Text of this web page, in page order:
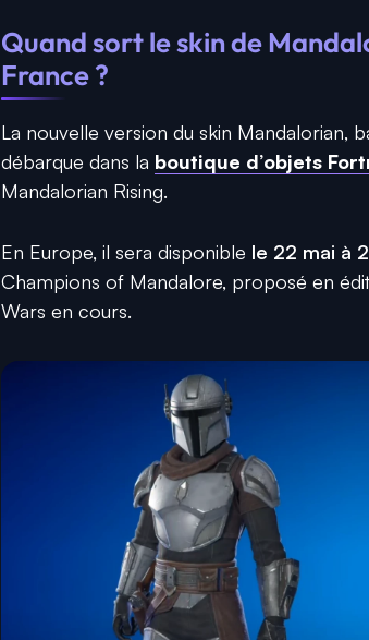
Quand sort le skin de
France ?
La nouvelle version du skin Mandalorian,
débarque dans la boutique d’objets
Mandalorian Rising.
En Europe, il sera disponible le 22 mai à
Champions of Mandalore, proposé en
Wars en cours.